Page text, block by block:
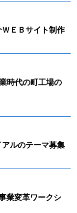
ＥＢサイト制作
時代の町工場の
ルのテーマ募集
業変革ワークシ